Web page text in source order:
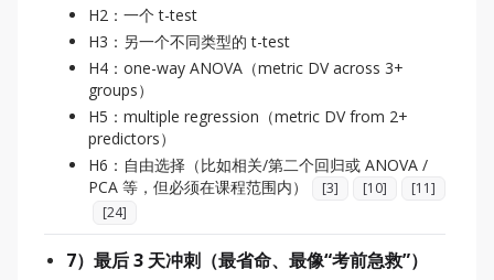
H2：一个 t-test
H3：另一个不同类型的 t-test
H4：one-way ANOVA（metric DV across 3+
groups）
H5：multiple regression（metric DV from 2+
predictors）
H6：自由选择（比如相关/第二个回归或 ANOVA /
PCA 等，但必须在课程范围内）
[3] [10] [11]
[24]
7）最后 3 天冲刺（最省命、最像“考前急救”）